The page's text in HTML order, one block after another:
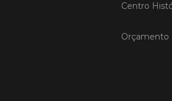
Centro
Orçamento